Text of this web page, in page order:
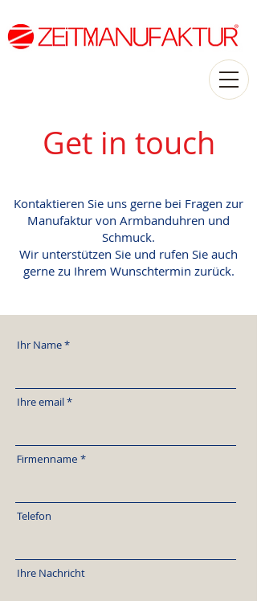
Get in touch
Kontaktieren Sie uns gerne bei Fragen zur
Manufaktur von Armbanduhren und
Schmuck.
Wir unterstützen Sie und rufen Sie auch
gerne zu Ihrem Wunschtermin zurück.
Ihr Name
Ihre email
Firmenname
Telefon
Ihre Nachricht